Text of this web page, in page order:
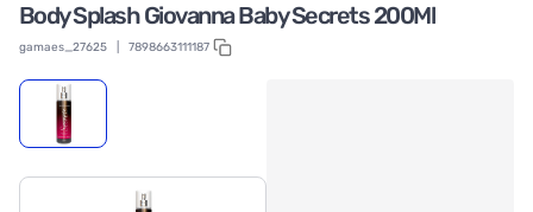
Body Splash Giovanna Baby Secrets 200Ml
gamaes_27625 7898663111187